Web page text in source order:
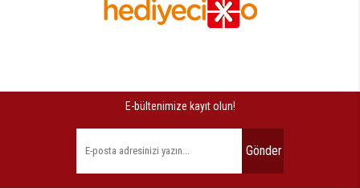
E-bültenimize kayıt olun!
Gönder